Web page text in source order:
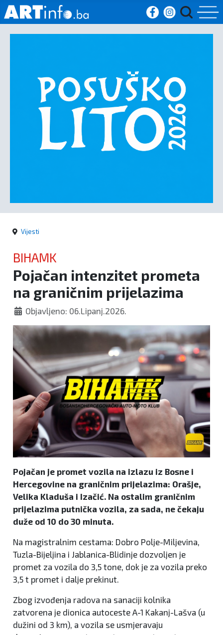
Sport
Kultura
Crna
Vijesti
BIHAMK
Pojačan intenzitet prometa
na graničnim prijelazima
Objavljeno: 06.Lipanj.2026.
Pojačan je promet vozila na izlazu iz Bosne i
Hercegovine na graničnim prijelazima: Orašje,
Velika Kladuša i Izačić. Na ostalim graničnim
prijelazima putnička vozila, za sada, ne čekaju
duže od 10 do 30 minuta.
Na magistralnim cestama: Dobro Polje-Miljevina,
Tuzla-Bijeljina i Jablanica-Blidinje dozvoljen je
promet za vozila do 3,5 tone, dok je za vozila preko
3,5 t promet i dalje prekinut.
Zbog izvođenja radova na sanaciji kolnika
zatvorena je dionica autoceste A-1 Kakanj-Lašva (u
dužini od 3 km), a vozila se usmjeravaju